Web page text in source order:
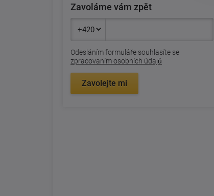
Zavoláme vám zpět
Odesláním formuláře souhlasíte se
zpracovaním osobních údajů
Zavolejte mi